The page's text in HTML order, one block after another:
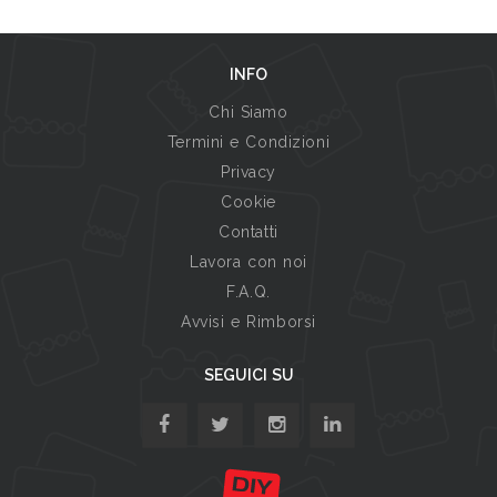
INFO
Chi Siamo
Termini e Condizioni
Privacy
Cookie
Contatti
Lavora con noi
F.A.Q.
Avvisi e Rimborsi
SEGUICI SU